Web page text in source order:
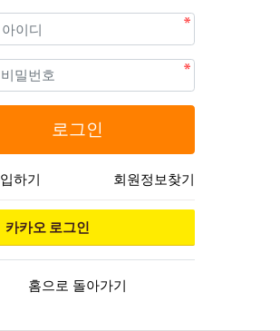
필수
필수
로그인
하기 회원정보찾기
카카오 로그인
홈으로 돌아가기